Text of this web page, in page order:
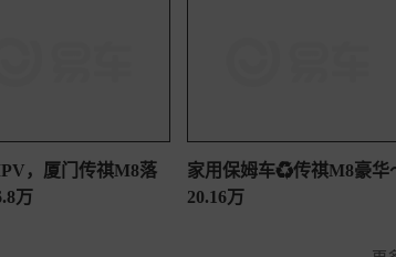
，厦门传祺M8落
万
家用保姆车♻️传祺M8豪华
20.16万